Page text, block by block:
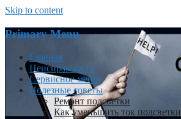
Skip to content
Primary Menu
Главная
Неисправности
Сервисное меню
Полезные советы
Ремонт подсветки
Как уменьшить ток подсветки